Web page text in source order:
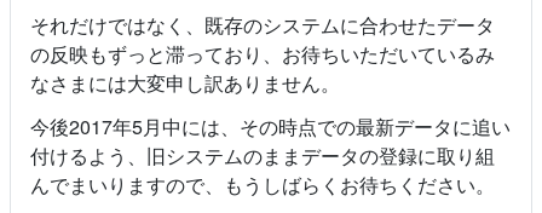
それだけではなく、既存のシステムに合わせたデータ
の反映もずっと滞っており、お待ちいただいているみ
なさまには大変申し訳ありません。
今後2017年5月中には、その時点での最新データに追い
付けるよう、旧システムのままデータの登録に取り組
んでまいりますので、もうしばらくお待ちください。